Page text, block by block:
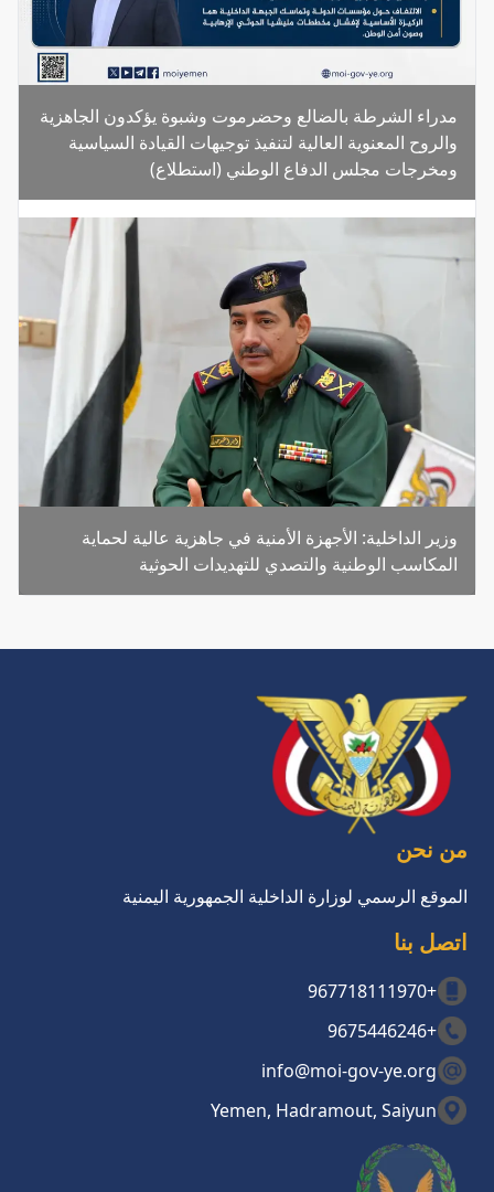
مدراء الشرطة بالضالع وحضرموت وشبوة يؤكدون الجاهزية
والروح المعنوية العالية لتنفيذ توجيهات القيادة السياسية
ومخرجات مجلس الدفاع الوطني (استطلاع)
وزير الداخلية: الأجهزة الأمنية في جاهزية عالية لحماية
المكاسب الوطنية والتصدي للتهديدات الحوثية
من نحن
الموقع الرسمي لوزارة الداخلية الجمهورية اليمنية
اتصل بنا
+967718111970
+9675446246
info@moi-gov-ye.org
Yemen, Hadramout, Saiyun